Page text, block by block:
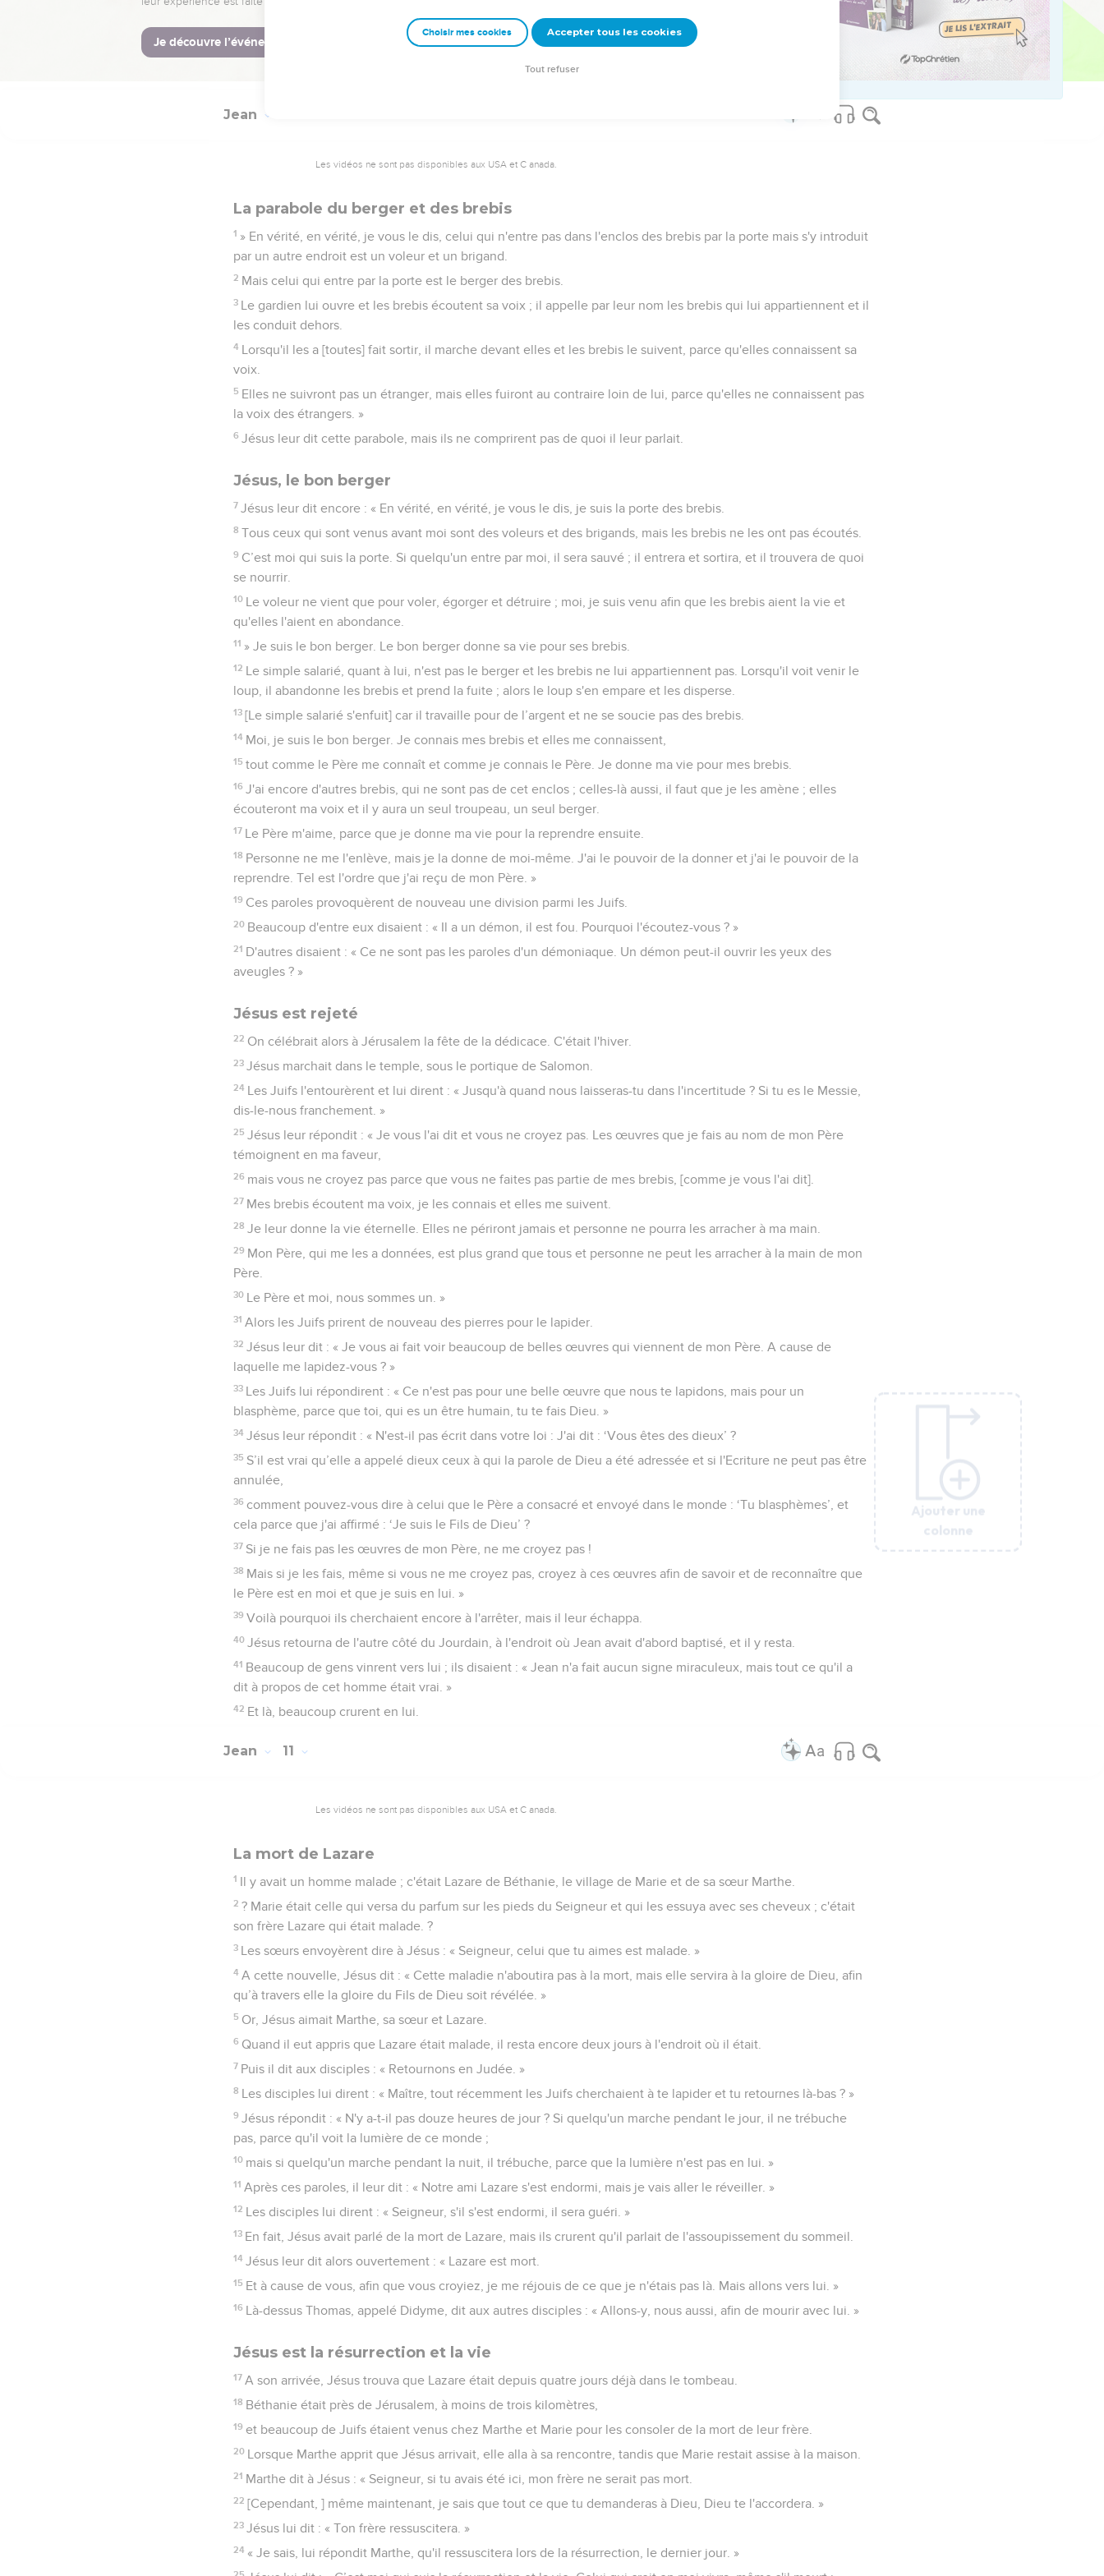
41 Jésus leur répondit : « Si vous étiez aveugles, vous n'auriez pas de péché. Mais en réalité, vous dites : ‘Nous
Ajouter une
colonne
Jean
Les vidéos ne sont pas disponibles aux USA et C anada.
La parabole du berger et des brebis
1 » En vérité, en vérité, je vous le dis, celui qui n'entre pas dans l'enclos des brebis par la porte mais s'y introduit
par un autre endroit est un voleur et un brigand.
2 Mais celui qui entre par la porte est le berger des brebis.
3 Le gardien lui ouvre et les brebis écoutent sa voix ; il appelle par leur nom les brebis qui lui appartiennent et il
les conduit dehors.
4 Lorsqu'il les a [toutes] fait sortir, il marche devant elles et les brebis le suivent, parce qu'elles connaissent sa
voix.
5 Elles ne suivront pas un étranger, mais elles fuiront au contraire loin de lui, parce qu'elles ne connaissent pas
la voix des étrangers. »
6 Jésus leur dit cette parabole, mais ils ne comprirent pas de quoi il leur parlait.
Jésus, le bon berger
7 Jésus leur dit encore : « En vérité, en vérité, je vous le dis, je suis la porte des brebis.
8 Tous ceux qui sont venus avant moi sont des voleurs et des brigands, mais les brebis ne les ont pas écoutés.
9 C’est moi qui suis la porte. Si quelqu'un entre par moi, il sera sauvé ; il entrera et sortira, et il trouvera de quoi
se nourrir.
10 Le voleur ne vient que pour voler, égorger et détruire ; moi, je suis venu afin que les brebis aient la vie et
qu'elles l'aient en abondance.
11 » Je suis le bon berger. Le bon berger donne sa vie pour ses brebis.
12 Le simple salarié, quant à lui, n'est pas le berger et les brebis ne lui appartiennent pas. Lorsqu'il voit venir le
loup, il abandonne les brebis et prend la fuite ; alors le loup s'en empare et les disperse.
13 [Le simple salarié s'enfuit] car il travaille pour de l’argent et ne se soucie pas des brebis.
14 Moi, je suis le bon berger. Je connais mes brebis et elles me connaissent,
15 tout comme le Père me connaît et comme je connais le Père. Je donne ma vie pour mes brebis.
16 J'ai encore d'autres brebis, qui ne sont pas de cet enclos ; celles-là aussi, il faut que je les amène ; elles
écouteront ma voix et il y aura un seul troupeau, un seul berger.
17 Le Père m'aime, parce que je donne ma vie pour la reprendre ensuite.
18 Personne ne me l'enlève, mais je la donne de moi-même. J'ai le pouvoir de la donner et j'ai le pouvoir de la
reprendre. Tel est l'ordre que j'ai reçu de mon Père. »
19 Ces paroles provoquèrent de nouveau une division parmi les Juifs.
20 Beaucoup d'entre eux disaient : « Il a un démon, il est fou. Pourquoi l'écoutez-vous ? »
21 D'autres disaient : « Ce ne sont pas les paroles d'un démoniaque. Un démon peut-il ouvrir les yeux des
aveugles ? »
Jésus est rejeté
22 On célébrait alors à Jérusalem la fête de la dédicace. C'était l'hiver.
23 Jésus marchait dans le temple, sous le portique de Salomon.
24 Les Juifs l'entourèrent et lui dirent : « Jusqu'à quand nous laisseras-tu dans l'incertitude ? Si tu es le Messie,
dis-le-nous franchement. »
25 Jésus leur répondit : « Je vous l'ai dit et vous ne croyez pas. Les œuvres que je fais au nom de mon Père
témoignent en ma faveur,
26 mais vous ne croyez pas parce que vous ne faites pas partie de mes brebis, [comme je vous l'ai dit].
27 Mes brebis écoutent ma voix, je les connais et elles me suivent.
28 Je leur donne la vie éternelle. Elles ne périront jamais et personne ne pourra les arracher à ma main.
29 Mon Père, qui me les a données, est plus grand que tous et personne ne peut les arracher à la main de mon
Père.
30 Le Père et moi, nous sommes un. »
31 Alors les Juifs prirent de nouveau des pierres pour le lapider.
32 Jésus leur dit : « Je vous ai fait voir beaucoup de belles œuvres qui viennent de mon Père. A cause de
laquelle me lapidez-vous ? »
33 Les Juifs lui répondirent : « Ce n'est pas pour une belle œuvre que nous te lapidons, mais pour un
blasphème, parce que toi, qui es un être humain, tu te fais Dieu. »
34 Jésus leur répondit : « N'est-il pas écrit dans votre loi : J'ai dit : ‘Vous êtes des dieux’ ?
35 S’il est vrai qu’elle a appelé dieux ceux à qui la parole de Dieu a été adressée et si l'Ecriture ne peut pas être
annulée,
36 comment pouvez-vous dire à celui que le Père a consacré et envoyé dans le monde : ‘Tu blasphèmes’, et
cela parce que j'ai affirmé : ‘Je suis le Fils de Dieu’ ?
37 Si je ne fais pas les œuvres de mon Père, ne me croyez pas !
38 Mais si je les fais, même si vous ne me croyez pas, croyez à ces œuvres afin de savoir et de reconnaître que
le Père est en moi et que je suis en lui. »
39 Voilà pourquoi ils cherchaient encore à l'arrêter, mais il leur échappa.
40 Jésus retourna de l'autre côté du Jourdain, à l'endroit où Jean avait d'abord baptisé, et il y resta.
41 Beaucoup de gens vinrent vers lui ; ils disaient : « Jean n'a fait aucun signe miraculeux, mais tout ce qu'il a
dit à propos de cet homme était vrai. »
42 Et là, beaucoup crurent en lui.
Ajouter une
colonne
Jean 11
Les vidéos ne sont pas disponibles aux USA et C anada.
La mort de Lazare
1 Il y avait un homme malade ; c'était Lazare de Béthanie, le village de Marie et de sa sœur Marthe.
2 ? Marie était celle qui versa du parfum sur les pieds du Seigneur et qui les essuya avec ses cheveux ; c'était
son frère Lazare qui était malade. ?
3 Les sœurs envoyèrent dire à Jésus : « Seigneur, celui que tu aimes est malade. »
4 A cette nouvelle, Jésus dit : « Cette maladie n'aboutira pas à la mort, mais elle servira à la gloire de Dieu, afin
qu’à travers elle la gloire du Fils de Dieu soit révélée. »
5 Or, Jésus aimait Marthe, sa sœur et Lazare.
6 Quand il eut appris que Lazare était malade, il resta encore deux jours à l'endroit où il était.
7 Puis il dit aux disciples : « Retournons en Judée. »
8 Les disciples lui dirent : « Maître, tout récemment les Juifs cherchaient à te lapider et tu retournes là-bas ? »
9 Jésus répondit : « N'y a-t-il pas douze heures de jour ? Si quelqu'un marche pendant le jour, il ne trébuche
pas, parce qu'il voit la lumière de ce monde ;
10 mais si quelqu'un marche pendant la nuit, il trébuche, parce que la lumière n'est pas en lui. »
11 Après ces paroles, il leur dit : « Notre ami Lazare s'est endormi, mais je vais aller le réveiller. »
12 Les disciples lui dirent : « Seigneur, s'il s'est endormi, il sera guéri. »
13 En fait, Jésus avait parlé de la mort de Lazare, mais ils crurent qu'il parlait de l'assoupissement du sommeil.
14 Jésus leur dit alors ouvertement : « Lazare est mort.
15 Et à cause de vous, afin que vous croyiez, je me réjouis de ce que je n'étais pas là. Mais allons vers lui. »
16 Là-dessus Thomas, appelé Didyme, dit aux autres disciples : « Allons-y, nous aussi, afin de mourir avec lui. »
Jésus est la résurrection et la vie
17 A son arrivée, Jésus trouva que Lazare était depuis quatre jours déjà dans le tombeau.
18 Béthanie était près de Jérusalem, à moins de trois kilomètres,
19 et beaucoup de Juifs étaient venus chez Marthe et Marie pour les consoler de la mort de leur frère.
20 Lorsque Marthe apprit que Jésus arrivait, elle alla à sa rencontre, tandis que Marie restait assise à la maison.
21 Marthe dit à Jésus : « Seigneur, si tu avais été ici, mon frère ne serait pas mort.
22 [Cependant, ] même maintenant, je sais que tout ce que tu demanderas à Dieu, Dieu te l'accordera. »
23 Jésus lui dit : « Ton frère ressuscitera. »
24 « Je sais, lui répondit Marthe, qu'il ressuscitera lors de la résurrection, le dernier jour. »
25
Ajouter une
colonne
Ajouter une
colonne
Ajouter une
colonne
Choisir mes cookies Accepter tous les cookies
Tout refuser